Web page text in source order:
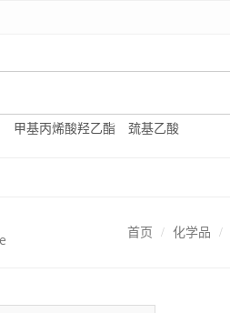
甲基丙烯酸羟乙酯 巯基乙酸
首页 化学品